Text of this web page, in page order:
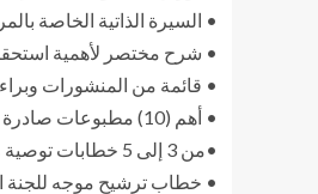
• السيرة الذاتية الخاصة
• شرح مختصر لأهمية استحقاق
• قائمة من المنشورات
• أهم (10) مطبوعات صادرة للمرشحة مرتبة طبقًا للأهمية مع شرح موجز لأهميتها (أقل من 150 كلمة).
•من 3 إلى 5 خطابات توصية من علماء متميزين من جهات مختلفة.
• خطاب ترشيح موجه للجنة